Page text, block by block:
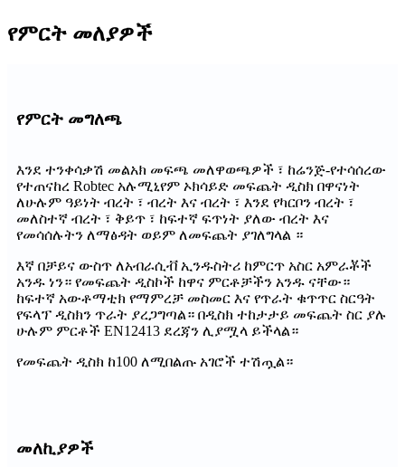
የምርት መለያዎች
የምርት መግለጫ
እንደ ተንቀሳቃሽ መልአክ መፍጫ መለዋወጫዎች ፣ ከሬንጅ-የተሳሰረው
የተጠናከረ Robtec አሉሚኒየም ኦክሳይድ መፍጨት ዲስክ በዋናነት
ለሁሉም ዓይነት ብረት ፣ ብረት እና ብረት ፣ እንደ የካርቦን ብረት ፣
መለስተኛ ብረት ፣ ቅይጥ ፣ ከፍተኛ ፍጥነት ያለው ብረት እና
የመሳሰሉትን ለማፅዳት ወይም ለመፍጨት ያገለግላል ።
እኛ በቻይና ውስጥ ለአብራሲቭ ኢንዱስትሪ ከምርጥ አስር አምራቾች
አንዱ ነን። የመፍጨት ዲስኮች ከዋና ምርቶቻችን አንዱ ናቸው።
ከፍተኛ አውቶማቲክ የማምረቻ መስመር እና የጥራት ቁጥጥር ስርዓት
የፍላፕ ዲስክን ጥራት ያረጋግጣል። በዲስክ ተከታታይ መፍጨት ስር ያሉ
ሁሉም ምርቶች EN12413 ደረጃን ሊያሟላ ይችላል።
የመፍጨት ዲስክ ከ100 ለሚበልጡ አገሮች ተሽጧል።
መለኪያዎች